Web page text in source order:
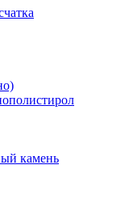
камень